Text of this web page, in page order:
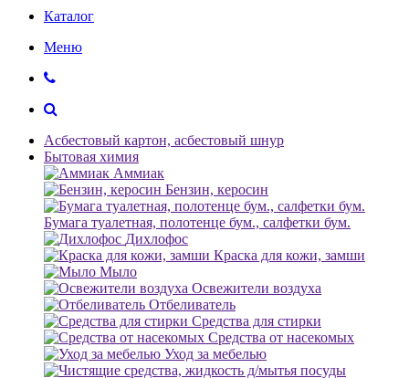
Каталог
Меню
Асбестовый картон, асбестовый шнур
Бытовая химия
Аммиак
Бензин, керосин
Бумага туалетная, полотенце бум., салфетки бум.
Дихлофос
Краска для кожи, замши
Мыло
Освежители воздуха
Отбеливатель
Средства для стирки
Средства от насекомых
Уход за мебелью